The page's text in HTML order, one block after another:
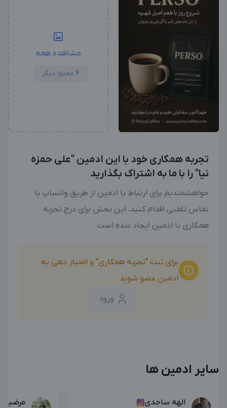
مشاهده همه
4 محتوا دیگر
تجربه همکاری خود با این ادمین "علی حمزه
نیا" را با ما به اشتراک بگذارید
خواهشمندیم برای ارتباط با ادمین از طریق واتساپ یا
تماس تلفنی اقدام کنید، این بخش برای درج تجربه
همکاری با ادمین ایجاد شده است.
برای ثبت "تجربه همکاری" و امتیاز دهی به
ادمین عضو شوید.
ورود
سایر ادمین ها
الهه ساجدی مرضیه